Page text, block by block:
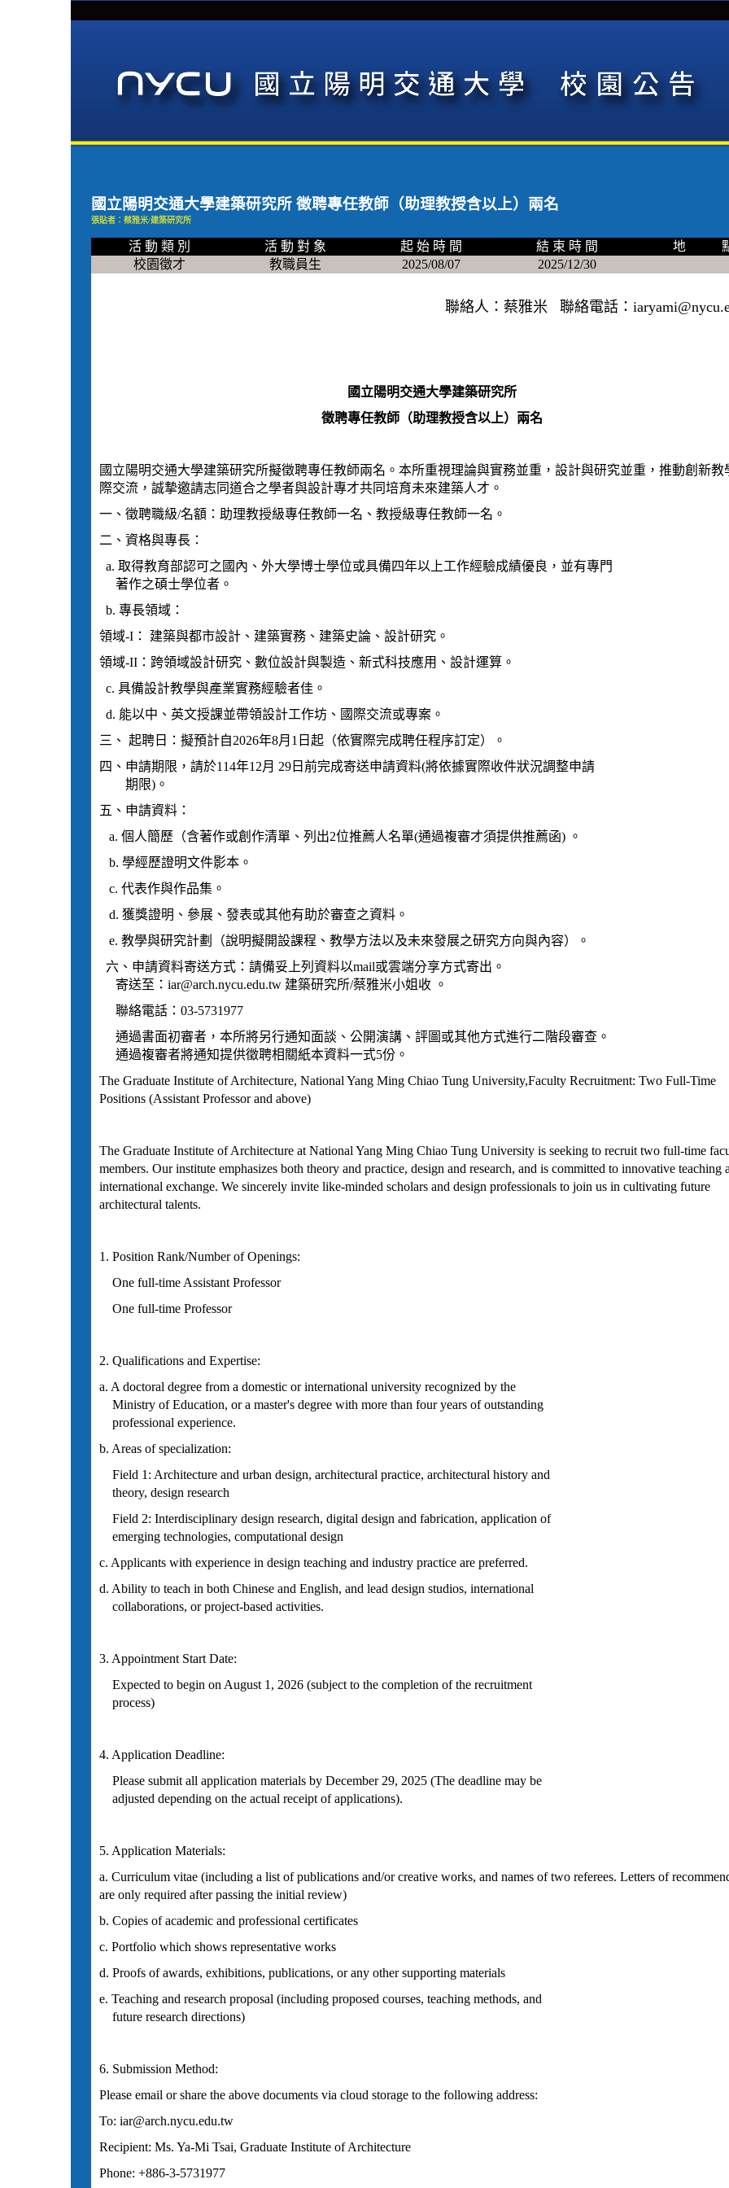
國立陽明交通大學建築研究所 徵聘專任教師（助理教授含以上）兩名
張貼者：蔡雅米/建築研究所
活 動 類 別 活 動 對 象 起 始 時 間 結 束 時 間
地
校園徵才
教職員生 2025/08/07 2025/12/30
聯絡人：蔡雅米 聯絡電話：
國立陽明交通大學建築研究所
徵聘專任教師（助理教授含以上）兩名
國立陽明交通大學建築研究所擬徵聘專任教師兩名。本所重視理論與實務並重，設計與研究並重，推動創新教
際交流，誠摯邀請志同道合之學者與設計專才共同培育未來建築人才。
一、徵聘職級/名額：助理教授級專任教師一名、教授級專任教師一名。
二、資格與專長：
a. 取得教育部認可之國內、外大學博士學位或具備四年以上工作經驗成績優良，並有專門
著作之碩士學位者。
b. 專長領域：
領域-I： 建築與都市設計、建築實務、建築史論、設計研究。
領域-II： 跨領域設計研究、 數位設計與製造、新式科技應用、設計運算。
c. 具備設計教學與產業實務經驗者佳。
d. 能以中、英文授課並帶領設計工作坊、國際交流或專案。
三、 起聘日：擬預計自2026年8月1日起（依實際完成聘任程序訂定）。
四、申請期限，請於114年12月 29日前完成寄送申請資料(將依據實際收件狀況調整申請
期限)。
五、申請資料：
a. 個人簡歷（含著作或創作清單、 列出2位推薦人名單(通過複審才須提供推薦函) 。
b. 學經歷證明文件影本。
c. 代表作與作品集。
d. 獲獎證明、參展、發表或其他有助於審查之資料。
e. 教學與研究計劃（說明擬開設課程、教學方法以及未來發展之研究方向與內容）。
六、申請資料寄送方式：請備妥上列資料以mail或雲端分享方式寄出。
寄送至：iar@arch.nycu.edu.tw 建築研究所/蔡雅米小姐收 。
聯絡電話：03-5731977
通過書面初審者，本所將另行通知面談、公開演講、評圖或其他方式進行二階段審查。
通過複審者將通知提供徵聘相關紙本資料一式5份。
The Graduate Institute of Architecture, National Yang Ming Chiao Tung University,Faculty Recruitment: Two Full-Time
Positions (Assistant Professor and above)
The Graduate Institute of Architecture at National Yang Ming Chiao Tung University is seeking to recruit two full-time
members. Our institute emphasizes both theory and practice, design and research, and is committed to innovative teaching
international exchange. We sincerely invite like-minded scholars and design professionals to join us in cultivating future
architectural talents.
1. Position Rank/Number of Openings:
One full-time Assistant Professor
One full-time Professor
2. Qualifications and Expertise:
a. A doctoral degree from a domestic or international university recognized by the
Ministry of Education, or a master's degree with more than four years of outstanding
professional experience.
b. Areas of specialization:
Field 1: Architecture and urban design, architectural practice, architectural history and
theory, design research
Field 2: Interdisciplinary design research, digital design and fabrication, application of
emerging technologies, computational design
c. Applicants with experience in design teaching and industry practice are preferred.
d. Ability to teach in both Chinese and English, and lead design studios, international
collaborations, or project-based activities.
3. Appointment Start Date:
Expected to begin on August 1, 2026 (subject to the completion of the recruitment
process)
4. Application Deadline:
Please submit all application materials by December 29, 2025 (The deadline may be
adjusted depending on the actual receipt of applications).
5. Application Materials:
a. Curriculum vitae (including a list of publications and/or creative works, and names of two referees. Letters of
are only required after passing the initial review)
b. Copies of academic and professional certificates
c. Portfolio which shows representative works
d. Proofs of awards, exhibitions, publications, or any other supporting materials
e. Teaching and research proposal (including proposed courses, teaching methods, and
future research directions)
6. Submission Method:
Please email or share the above documents via cloud storage to the following address:
To: iar@arch.nycu.edu.tw
Recipient: Ms. Ya-Mi Tsai, Graduate Institute of Architecture
Phone: +886-3-5731977